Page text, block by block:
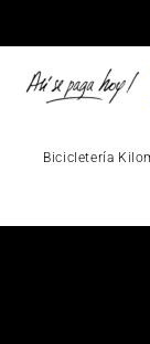
Bicicletería